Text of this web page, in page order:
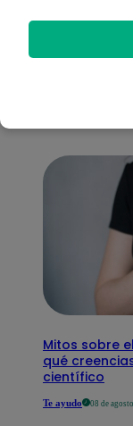
Mitos sobre
qué
científico
Te ayudo 08 de